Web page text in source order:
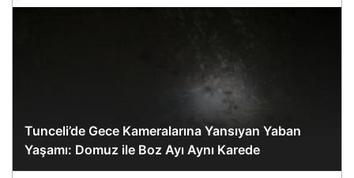
Tunceli’de Gece Kameralarına Yansıyan Yaban
Yaşamı: Domuz ile Boz Ayı Aynı Karede